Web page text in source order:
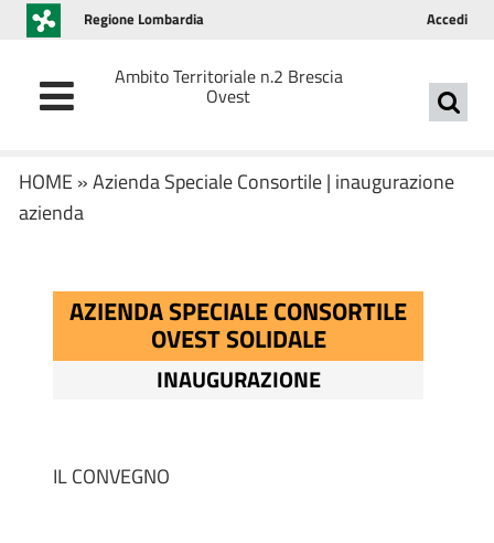
Regione Lombardia Accedi
Ambito Territoriale n.2 Brescia
Ovest
HOME »Azienda Speciale Consortile| inaugurazione
azienda
AZIENDA SPECIALE CONSORTILE
OVEST SOLIDALE
INAUGURAZIONE
IL CONVEGNO